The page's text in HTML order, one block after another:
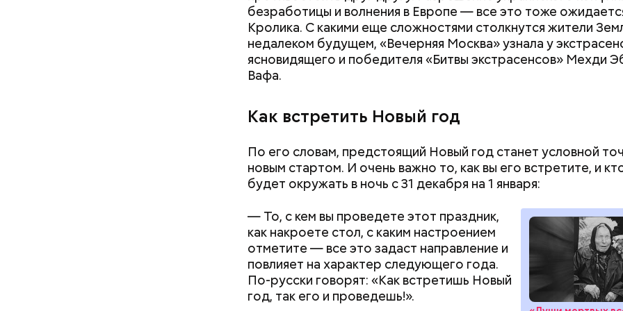
безработицы и волнения в Европе — все это тоже
Кролика. С какими еще сложностями столкнутся жители
недалеком будущем, «Вечерняя Москва» узнала у
ясновидящего и победителя «Битвы экстрасенсов» Мехди
Вафа.
Как встретить Новый год
По его словам, предстоящий Новый год станет условной
новым стартом. И очень важно то, как вы его встретите, и
будет окружать в ночь с 31 декабря на 1 января:
— То, с кем вы проведете этот праздник,
как накроете стол, с каким настроением
отметите — все это задаст направление и
повлияет на характер следующего года.
По-русски говорят: «Как встретишь Новый
год, так его и проведешь!».
— Лисички можно употреблять в различном виде: жареном,
тушеном, сушеном и соленом. Однако с точки зрения
собиратьобычные грибы, которые растут рядом, «Вечерней
рассказал эксперт по грибам Дмитрий Тихомиров.
«Новым
как активность
По его словам, молния может распасться, улететь или просто
погаснуть. Однако есть риск, что она может и взорваться.